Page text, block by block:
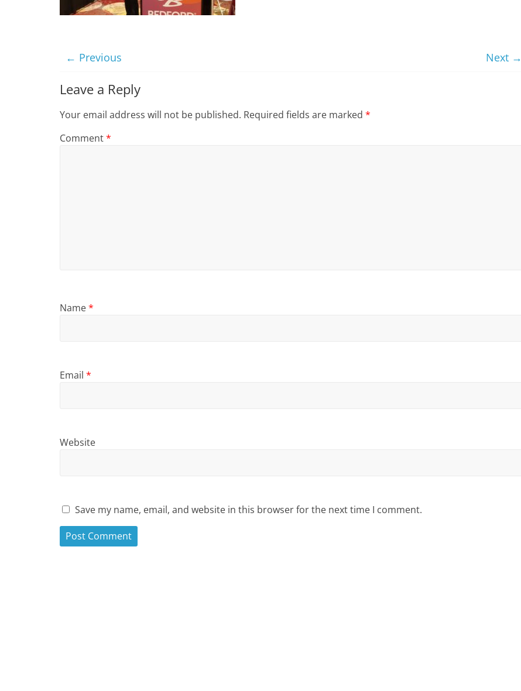
← Previous Next →
Leave a Reply
Your email address will not be published. Required fields are marked *
Comment*
Name*
Email *
Website
Save my name, email, and website in this browser for the next time I comment.